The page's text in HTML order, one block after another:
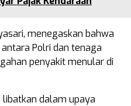
menegaskan bahwa
Polri dan tenaga
penyakit menular di
libatkan dalam upaya